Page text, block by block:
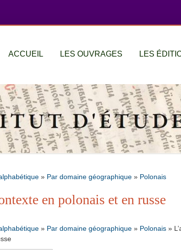
ACCUEIL LES OUVRAGES LES
» Par domaine géographique » Polonais
en polonais et en russe
» Par domaine géographique » Polonais »